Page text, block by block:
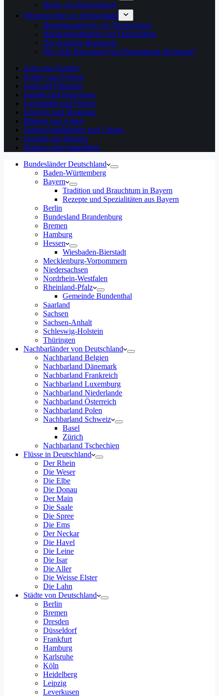
Berge von Deutschland
Wissenswertes zu Deutschland
Bundeskanzler/in von Deutschland
Bundespräsident/in von Deutschland
Der deutsche Bundesrat
Wie viele Einwohner hat Deutschland überhaupt?
Auto und Verkehr
Hobby und Freizeit
Geld und Finanzen
Familie und Beziehung
Gesundheit und Fitness
Lifestyle und Shopping
Bildung und Arbeit
Sehenswürdigkeiten und Urlaub
Technik und Internet
Wohnen und Immobilien
Bundesländer Deutschland
Baden-Württemberg
Bayern
Tradition und Brauchtum in Bayern
Rezepte und Spezialitäten aus Bayern
Berlin
Bundesland Brandenburg
Bremen
Hamburg
Hessen
Wiesbaden-Bierstadt
Mecklenburg-Vorpommern
Niedersachsen
Nordrhein-Westfalen
Rheinland-Pfalz
Gemeinde Bundenthal
Saarland
Sachsen
Sachsen-Anhalt
Schleswig-Holstein
Thüringen
Nachbarländer von Deutschland
Nachbarland Belgien
Nachbarland Dänemark
Nachbarland Frankreich
Nachbarland Luxemburg
Nachbarland Niederlande
Nachbarland Österreich
Nachbarland Polen
Nachbarland Schweiz
Basel
Zürich
Nachbarland Tschechien
Flüsse in Deutschland
Der Rhein
Die Weser
Die Elbe
Die Donau
Der Main
Die Saale
Die Spree
Die Ems
Der Neckar
Die Havel
Die Leine
Die Isar
Die Aller
Die Weisse Elster
Die Lahn
Städte von Deutschland
Berlin
Bremen
Dresden
Düsseldorf
Frankfurt
Hamburg
Karlsruhe
Köln
Heidelberg
Leipzig
Leverkusen